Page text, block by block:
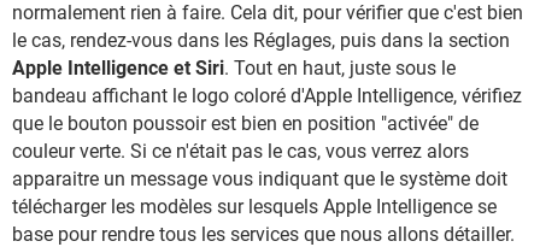
normalement rien à faire. Cela dit, pour vérifier que c'est bien
le cas, rendez-vous dans les Réglages, puis dans la section
Apple Intelligence et Siri. Tout en haut, juste sous le
bandeau affichant le logo coloré d'Apple Intelligence, vérifiez
que le bouton poussoir est bien en position "activée" de
couleur verte. Si ce n'était pas le cas, vous verrez alors
apparaitre un message vous indiquant que le système doit
télécharger les modèles sur lesquels Apple Intelligence se
base pour rendre tous les services que nous allons détailler.